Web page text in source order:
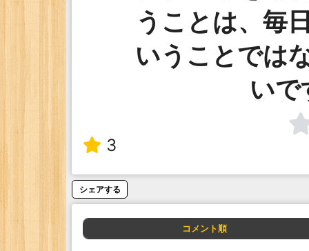
うことは、毎
いうことでは
いで
3
シェアする
コメント順